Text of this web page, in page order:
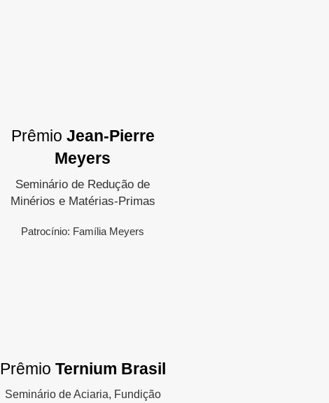
Prêmio Jean-Pierre
Meyers
Seminário de Redução de
Minérios e Matérias-Primas
Patrocínio: Família Meyers
Prêmio Ternium Brasil
Seminário de Aciaria, Fundição